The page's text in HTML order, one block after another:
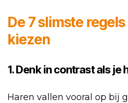
De 7 slimste
kiezen
1. Denk in contrast als je
Haren vallen vooral op bij